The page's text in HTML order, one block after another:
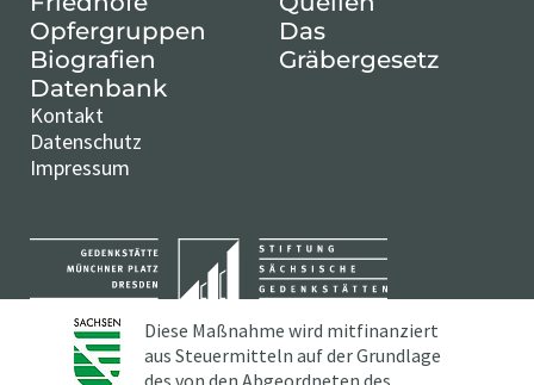
Opfergruppen
Biografien
Datenbank
Das
Gräbergesetz
Kontakt
Datenschutz
Impressum
Diese Maßnahme wird mitfinanziert
aus Steuermitteln auf der Grundlage
des von den Abgeordneten des